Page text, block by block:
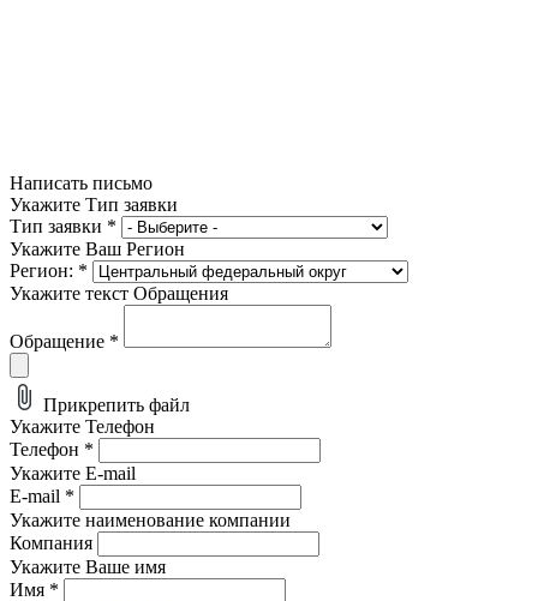
Написать письмо
Укажите Тип заявки
Тип заявки *
Укажите Ваш Регион
Регион: *
Укажите текст Обращения
Обращение *
Прикрепить файл
Укажите Телефон
Телефон *
Укажите E-mail
E-mail *
Укажите наименование компании
Компания
Укажите Ваше имя
Имя *